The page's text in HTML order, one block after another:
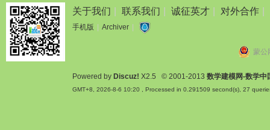
关于我们 联系我们 诚征英才 对外合作
手机版 Archiver
蒙公
Powered by Discuz! X2.5 © 2001-2013 数学建模网-数学中
GMT+8, 2026-8-6 10:20 , Processed in 0.291509 second(s), 27